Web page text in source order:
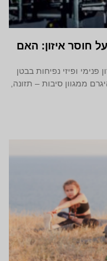
חוסר איזון: האם
ופיזי נפיחות בבטן
ממגוון סיבות – תזונה,